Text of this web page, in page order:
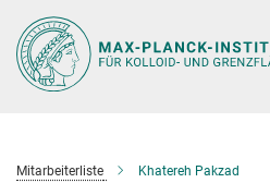
Hauptinhalt
Mitarbeiterliste Khatereh Pakzad